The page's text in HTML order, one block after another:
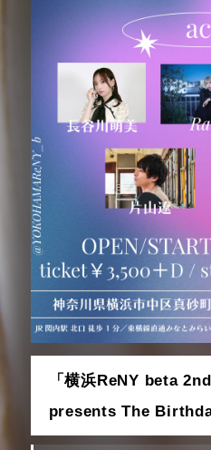
「横浜ReNY beta
presents The